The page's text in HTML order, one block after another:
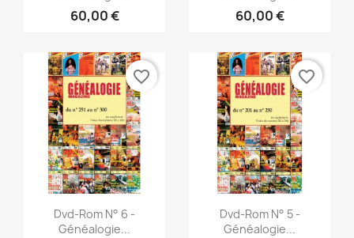
60,00 € 60,00 €
Vista rápida
Dvd-Rom N° 6 -
Généalogie...
favorite_border
Vista rápida
Dvd-Rom N° 5 -
Généalogie...
favorite_border